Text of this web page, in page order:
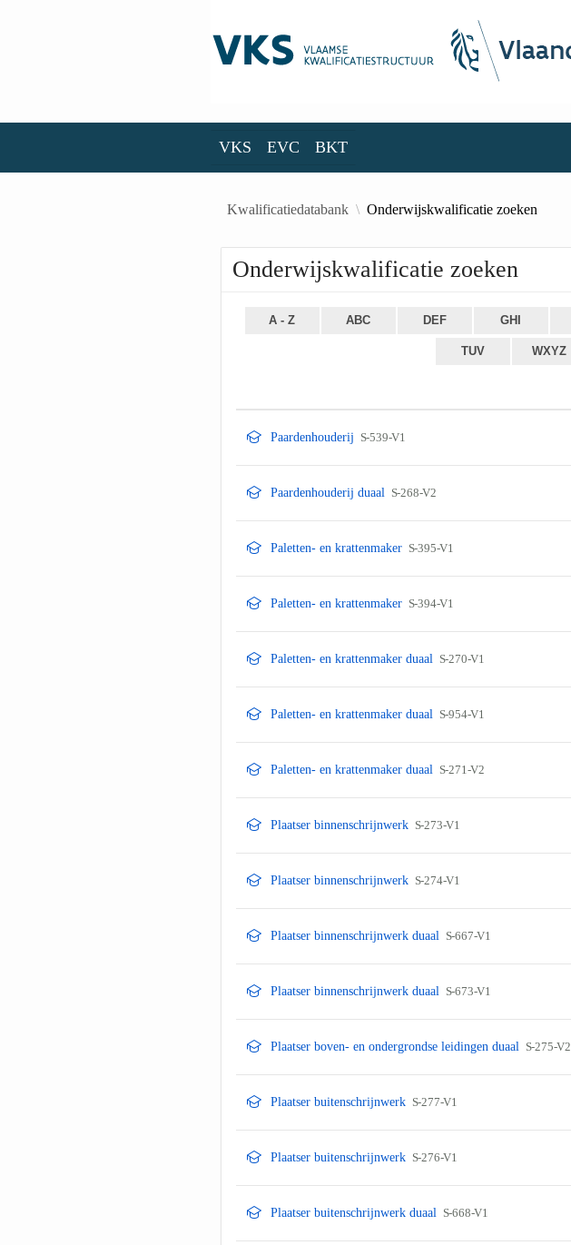
VKS EVC BKT
Kwalificatiedatabank Onderwijskwalificatie zoeken
Onderwijskwalificatie zoeken
A - Z ABC DEF GHI
TUV WXYZ
Paardenhouderij S-539-V1
Paardenhouderij duaal S-268-V2
Paletten- en krattenmaker S-395-V1
Paletten- en krattenmaker S-394-V1
Paletten- en krattenmaker duaal S-270-V1
Paletten- en krattenmaker duaal S-954-V1
Paletten- en krattenmaker duaal S-271-V2
Plaatser binnenschrijnwerk S-273-V1
Plaatser binnenschrijnwerk S-274-V1
Plaatser binnenschrijnwerk duaal S-667-V1
Plaatser binnenschrijnwerk duaal S-673-V1
Plaatser boven- en ondergrondse leidingen duaal S-275-V2
Plaatser buitenschrijnwerk S-277-V1
Plaatser buitenschrijnwerk S-276-V1
Plaatser buitenschrijnwerk duaal S-668-V1